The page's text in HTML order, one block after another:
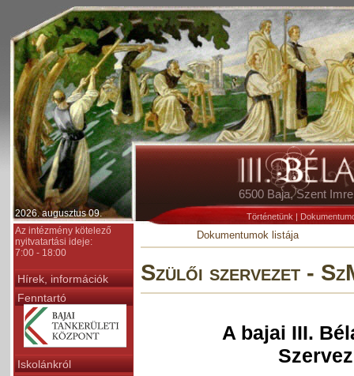
2026. augusztus 09.
6500 Baja, Szent
Történetünk |
Az intézmény kötelező
nyitvatartási ideje:
7:00 - 18:00
Hírek, információk
Fenntartó
Iskolánkról
Dokumentumok listája
Szülői szervezet -
A bajai III.